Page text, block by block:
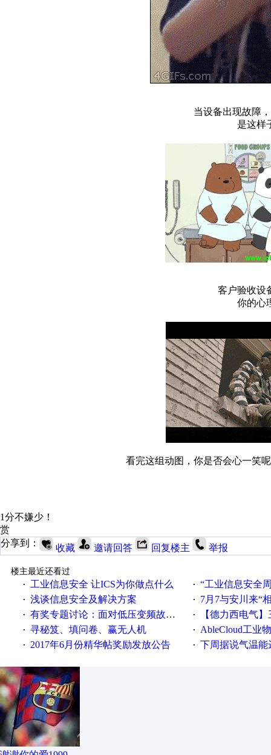
当设备出现故障
是这
客户验收设
你的心
看完这组动图，你是否会心一笑
1分不嫌少！
赏
分享到：
收藏 邀请回答 回复楼主 举报
楼主最近还看过
·
工业信息安全 让ICS为你做点什么 · “工业信息安全周之我见”
· 浅谈信息安全及解决方案 · 7月7与安川来“
· 有奖专题讨论：面对低压变频故障，老手是这样解决的！ · 【德力西电气】三
· 寻秘笈、填问卷、赢无人机 · AbleCloud工业物联
· 2017年6月份精华帖奖励发放公告 · 下周据说气温能